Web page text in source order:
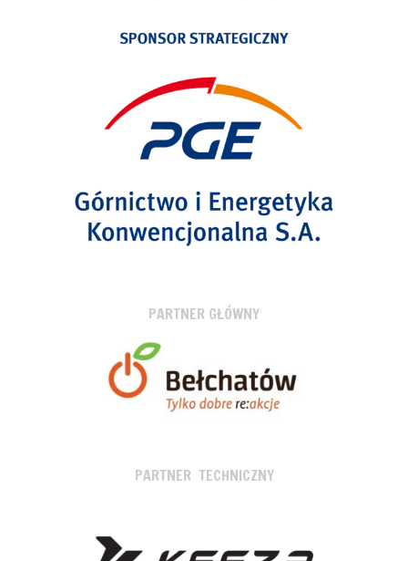
PARTNER GŁÓWNY
PARTNER TECHNICZNY